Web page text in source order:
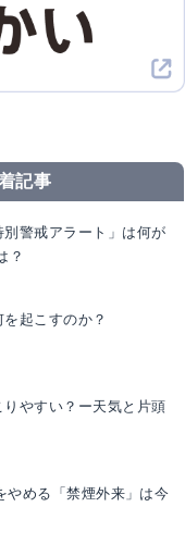
記事
警戒アラート」は何が
？
起こすのか？
やすい？ー天気と片頭
やめる「禁煙外来」は今